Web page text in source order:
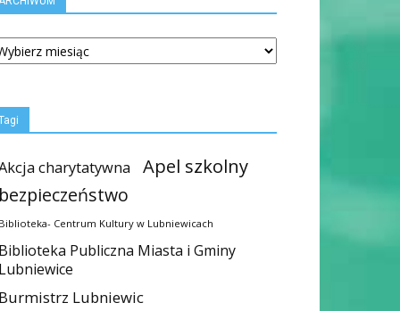
charytatywna Apel szkolny
Centrum Kultury w Lubniewicach
Publiczna Miasta i Gminy
Lubniewic